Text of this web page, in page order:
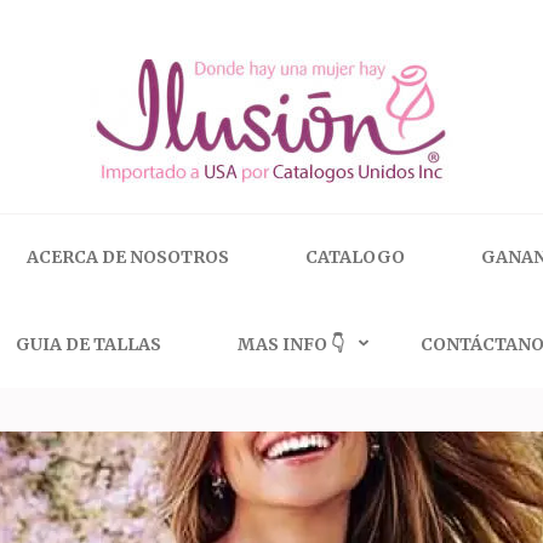
ACERCA DE NOSOTROS CATALOGO
GUIA DE TALLAS MAS INFO 👇